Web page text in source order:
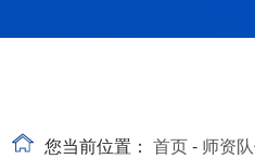
您当前位置：首页- 师资